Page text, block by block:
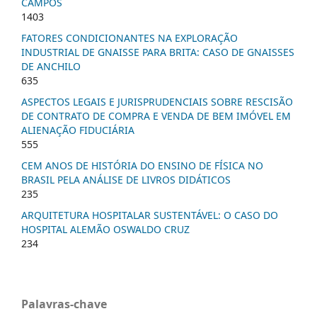
1403
FATORES CONDICIONANTES NA EXPLORAÇÃO
INDUSTRIAL DE GNAISSE PARA BRITA: CASO DE GNAISSES
DE ANCHILO
635
ASPECTOS LEGAIS E JURISPRUDENCIAIS SOBRE RESCISÃO
DE CONTRATO DE COMPRA E VENDA DE BEM IMÓVEL EM
ALIENAÇÃO FIDUCIÁRIA
555
CEM ANOS DE HISTÓRIA DO ENSINO DE FÍSICA NO
BRASIL PELA ANÁLISE DE LIVROS DIDÁTICOS
235
ARQUITETURA HOSPITALAR SUSTENTÁVEL: O CASO DO
HOSPITAL ALEMÃO OSWALDO CRUZ
234
Palavras-chave